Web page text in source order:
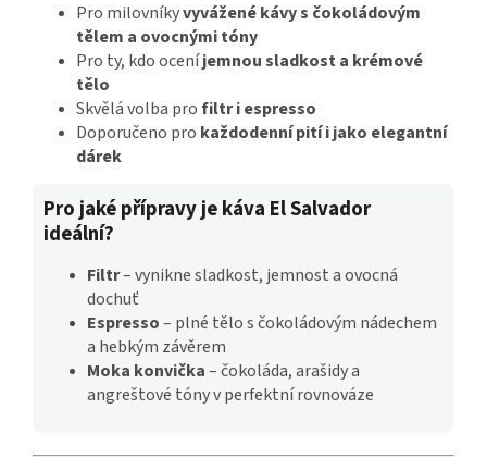
Pro milovníkyvyvážené kávy s čokoládovým
tělem a ovocnými tóny
Pro ty, kdo oceníjemnou sladkost a krémové
tělo
Skvělá volba profiltr i espresso
Doporučeno pro každodenní pití i jako elegantní
dárek
Pro jaké přípravy je káva El Salvador
ideální?
Filtr– vynikne sladkost, jemnost a ovocná
dochuť
Espresso– plné tělo s čokoládovým nádechem
a hebkým závěrem
Moka konvička– čokoláda, arašidy a
angreštové tóny v perfektní rovnováze